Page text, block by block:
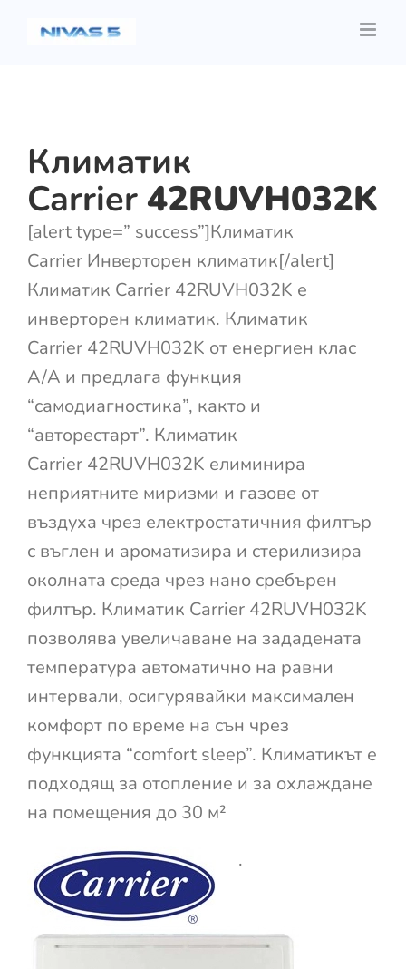
Климатик
Carrier 42RUVH032K
[alert type=” success”]Климатик
Carrier Инверторен климатик[/alert]
Климатик Carrier 42RUVH032K е
инверторен климатик. Климатик
Carrier 42RUVH032K от енергиен клас
A/A и предлага функция
“самодиагностика”, както и
“авторестарт”. Климатик
Carrier 42RUVH032K елиминира
неприятните миризми и газове от
въздуха чрез електростатичния филтър
с въглен и ароматизира и стерилизира
околната среда чрез нано сребърен
филтър. Климатик Carrier 42RUVH032K
позволява увеличаване на зададената
температура автоматично на равни
интервали, осигурявайки максимален
комфорт по време на сън чрез
функцията “comfort sleep”. Климатикът е
подходящ за отопление и за охлаждане
на помещения до 30 м²
.